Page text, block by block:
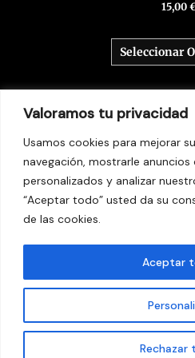
Valoramos tu privacidad
Usamos cookies para mejorar
navegación, mostrarle
personalizados y analizar
“Aceptar todo” usted da su
de las cookies.
Rechazar
Aceptar
15,00
Seleccionar
Aviso
Política de
Política de